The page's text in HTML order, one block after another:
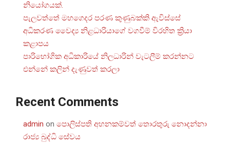
නියෝගයක්.
පැලවත්තේ මහගෙදර පරණ කුණුබක්කි ඇවිස්සේ
අධිකරණ වෛද්‍ය නිළධාරියාගේ වගවීම් විරහිත ක්‍රියා
කළාපය
පාරිභෝගික අධිකාරියේ නිලධාරින් වැටලීම් කරන්නට
එන්නේ කලින් දැණුවත් කරලා
Recent Comments
admin on පොලිස්පති අහනකම්වත් තොරතුරු නොදන්නා
රාජ්‍ය බුද්ධි සේවය